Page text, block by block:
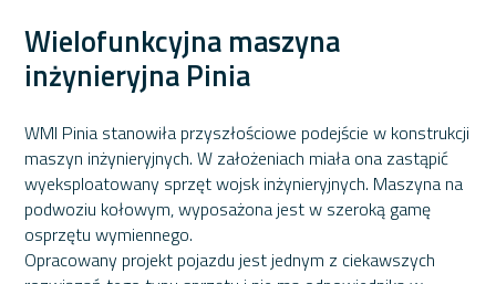
Wielofunkcyjna maszyna
inżynieryjna Pinia
WMI Pinia stanowiła przyszłościowe podejście w konstrukcji
maszyn inżynieryjnych. W założeniach miała ona zastąpić
wyeksploatowany sprzęt wojsk inżynieryjnych. Maszyna na
podwoziu kołowym, wyposażona jest w szeroką gamę
osprzętu wymiennego.
Opracowany projekt pojazdu jest jednym z ciekawszych